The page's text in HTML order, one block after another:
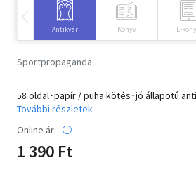
Antikvár Könyv E-
Sportpropaganda
58 oldal･papír / puha kötés･jó állapotú
További részletek
Online ár:
1 390 Ft